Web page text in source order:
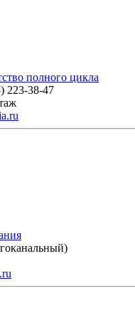
полного цикла
223-38-47